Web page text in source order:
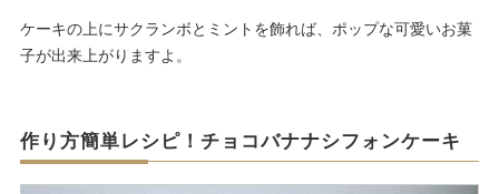
ケーキの上にサクランボとミントを飾れば、ポップな可愛いお菓
子が出来上がりますよ。
作り方簡単レシピ！チョコバナナシフォンケーキ